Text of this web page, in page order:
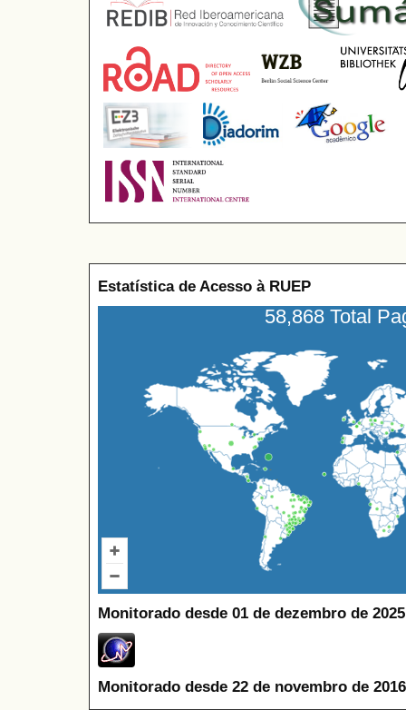
Estatística de Acesso à RUEP
58,868 Total
Monitorado desde 01 de dezembro de
Monitorado desde 22 de novembro de